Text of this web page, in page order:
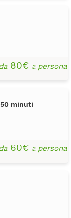
da80€ a persona
minuti
da60€ a persona